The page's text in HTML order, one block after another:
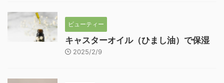
ビューティー
キャスターオイル（ひまし油）で保湿
2025/2/9